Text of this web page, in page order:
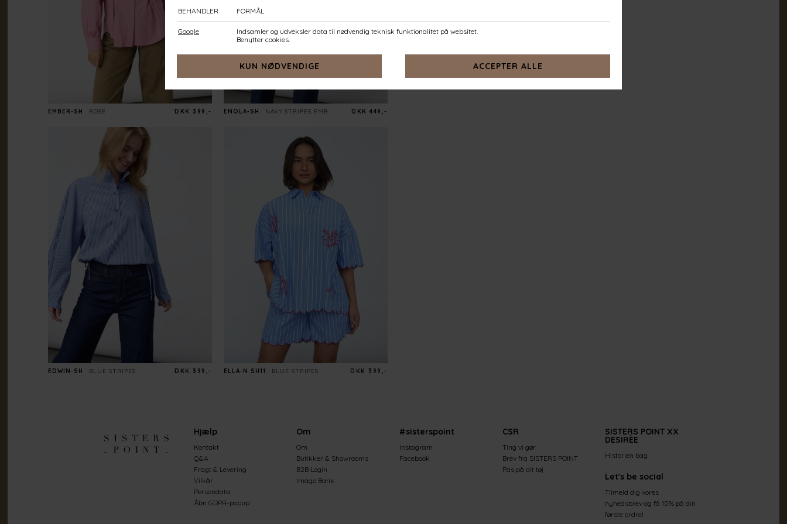
EMBER-SH ROSE DKK 399,- ENOLA-SH NAVY STRIPES EMB. DKK 449,-
EDWIN-SH BLUE STRIPES DKK 399,- ELLA-N.SH11 BLUE STRIPES DKK 399,-
Hjælp
Kontakt
Q&A
Fragt & Levering
Vilkår
Persondata
Åbn GDPR-popup
Om
Om
Butikker & Showrooms
B2B Login
Image Bank
#sisterspoint
Instagram
Facebook
CSR
Ting vi gør
Brev fra SISTERS POINT
Pas på dit tøj
SISTERS POINT XX
DESIRÈE
Historien bag
Let's be social
Tilmeld dig vores
nyhedsbrev og få 10% på din
første ordre!